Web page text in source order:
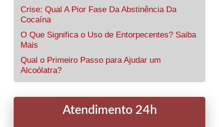
Crise: Qual A Pior Fase Da Abstinência Da
Cocaína
O Que Significa o Uso de Entorpecentes? Saiba
Mais
Qual o Primeiro Passo para Ajudar um
Alcoólatra?
Atendimento 24h